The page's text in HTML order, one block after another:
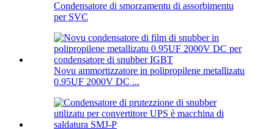
Condensatore di smorzamentu di assorbimentu
per SVC
Novu ammortizzatore in polipropilene metallizatu
0.95UF 2000V DC ...